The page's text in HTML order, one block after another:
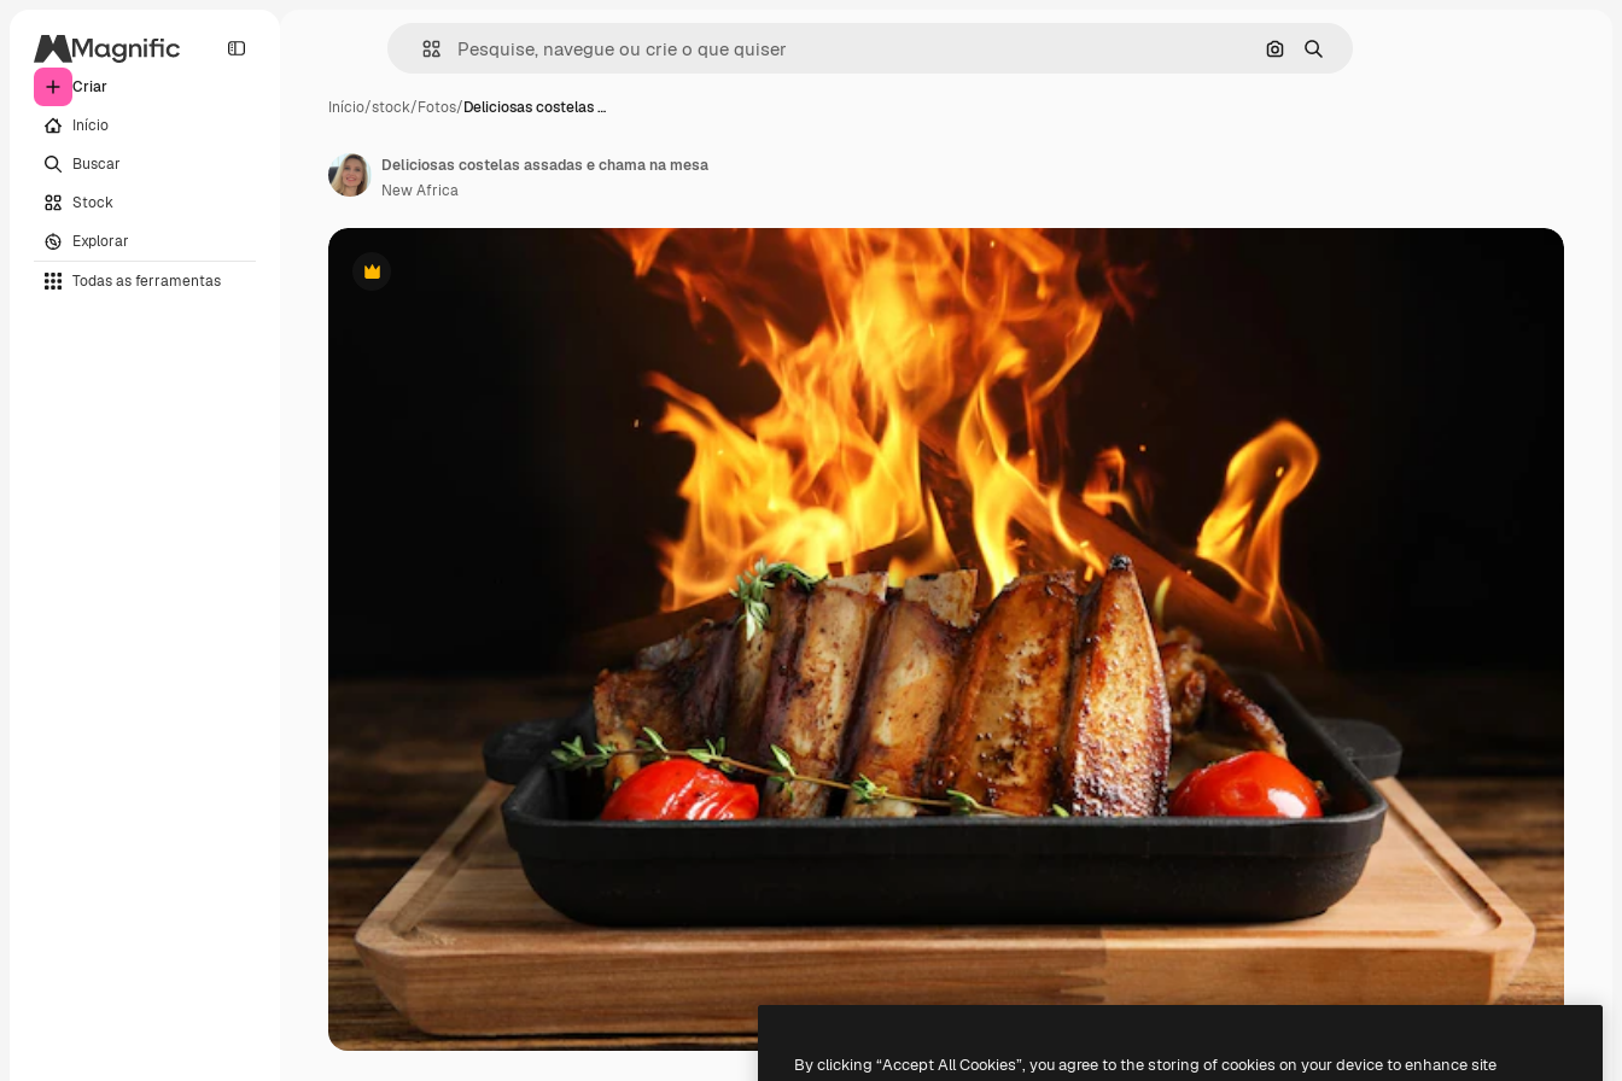
Criar
Início
Buscar
Stock
Explorar
Todas as ferramentas
Pesquisar por imagem
Buscar
Início/stock/Fotos/Deliciosas costelas …
Premium
Deliciosas costelas assadas e chama na mesa
New Africa
By clicking “Accept All Cookies”, you agree to the storing of cookies on your device to enhance site